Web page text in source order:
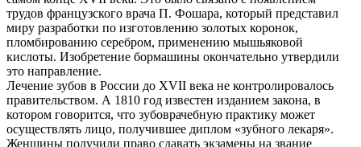
трудов французского врача П. Фошара, который представил
миру разработки по изготовлению золотых коронок,
пломбированию серебром, применению мышьяковой
кислоты. Изобретение бормашины окончательно утвердили
это направление.
Лечение зубов в России до XVII века не контролировалось
правительством. А 1810 год известен изданием закона, в
котором говорится, что зубоврачебную практику может
осуществлять лицо, получившее диплом «зубного лекаря».
Женщины получили право сдавать экзамены на звание